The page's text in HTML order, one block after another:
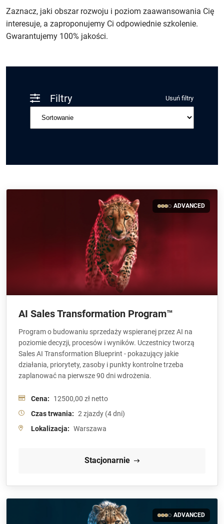
Zaznacz, jaki obszar rozwoju i poziom zaawansowania Cię
interesuje, a zaproponujemy Ci odpowiednie szkolenie.
Gwarantujemy 100% jakości.
Filtry Usuń filtry
ADVANCED
AI Sales Transformation Program™
Program o budowaniu sprzedaży wspieranej przez AI na
poziomie decyzji, procesów i wyników. Uczestnicy tworzą
Sales AI Transformation Blueprint - pokazujący jakie
działania, priorytety, zasoby i punkty kontrolne trzeba
zaplanować na pierwsze 90 dni wdrożenia.
Cena:
12500,00 zł netto
Czas trwania: 2 zjazdy (4 dni)
Lokalizacja: Warszawa
Stacjonarnie
ADVANCED